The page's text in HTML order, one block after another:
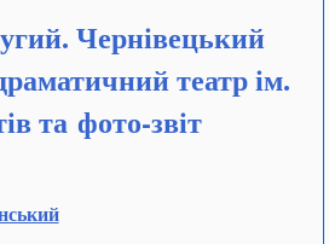
Чернівецький
театр ім.
та фото-звіт